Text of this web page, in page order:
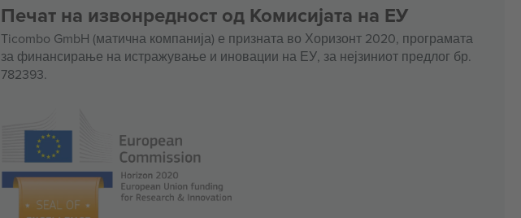
Печат на извонредност од Комисијата на ЕУ
Ticombo GmbH (матична компанија) е призната во Хоризонт 2020, програмата
за финансирање на истражување и иновации на ЕУ, за нејзиниот предлог бр.
782393.